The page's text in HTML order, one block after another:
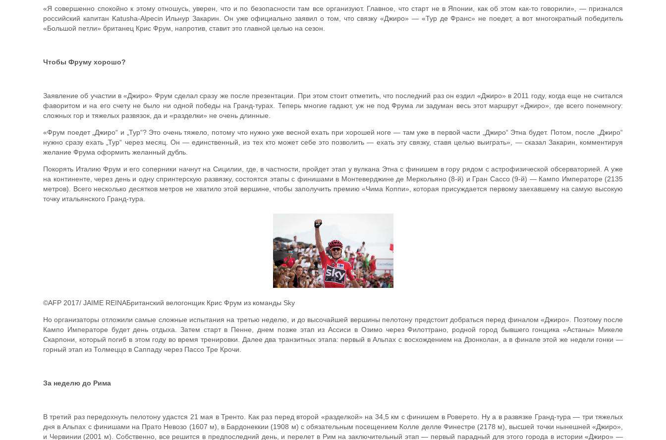
«Я совершенно спокойно к этому отношусь, уверен, что и по безопасности там все организуют. Главное, что старт не в Японии, как об этом как-то говорили», — признался
российский капитан Katusha-Alpecin Ильнур Закарин. Он уже официально заявил о том, что связку «Джиро» — «Тур де Франс» не поедет, а вот многократный победитель
«Большой петли» британец Крис Фрум, напротив, ставит это главной целью на сезон.
Чтобы Фруму хорошо?
Заявление об участии в «Джиро» Фрум сделал сразу же после презентации. При этом стоит отметить, что последний раз он ездил «Джиро» в 2011 году, когда еще не считался
фаворитом и на его счету не было ни одной победы на Гранд-турах. Теперь многие гадают, уж не под Фрума ли задуман весь этот маршрут «Джиро», где всего понемногу:
сложных гор и тяжелых развязок, да и «разделки» не очень длинные.
«Фрум поедет „Джиро“ и „Тур“? Это очень тяжело, потому что нужно уже весной ехать при хорошей ноге — там уже в первой части „Джиро“ Этна будет. Потом, после „Джиро“
нужно сразу ехать „Тур“ через месяц. Он — единственный, из тех кто может себе это позволить — ехать эту связку, ставя целью выиграть», — сказал Закарин, комментируя
желание Фрума оформить желанный дубль.
Покорять Италию Фрум и его соперники начнут на Сицилии, где, в частности, пройдет этап у вулкана Этна с финишем в гору рядом с астрофизической обсерваторией. А уже
на континенте, через день и одну спринтерскую развязку, состоятся этапы с финишами в Монтеверджине де Меркольяно (8-й) и Гран Сассо (9-й) — Кампо Императоре (2135
метров). Всего несколько десятков метров не хватило этой вершине, чтобы заполучить премию «Чима Коппи», которая присуждается первому заехавшему на самую высокую
точку итальянского Гранд-тура.
©AFP 2017/ JAIME REINAБританский велогонщик Крис Фрум из команды Sky
Но организаторы отложили самые сложные испытания на третью неделю, и до высочайшей вершины пелотону предстоит добраться перед финалом «Джиро». Поэтому после
Кампо Императоре будет день отдыха. Затем старт в Пенне, днем позже этап из Ассиси в Озимо через Филоттрано, родной город бывшего гонщика «Астаны» Микеле
Скарпони, который погиб в этом году во время тренировки. Далее два транзитных этапа: первый в Альпах с восхождением на Дзонколан, а в финале этой же недели гонки —
горный этап из Толмеццо в Саппаду через Пассо Тре Крочи.
За неделю до Рима
В третий раз передохнуть пелотону удастся 21 мая в Тренто. Как раз перед второй «разделкой» на 34,5 км с финишем в Роверето. Ну а в развязке Гранд-тура — три тяжелых
дня в Альпах с финишами на Прато Невозо (1607 м), в Бардонеккии (1908 м) с обязательным посещением Колле делле Финестре (2178 м), высшей точки нынешней «Джиро»,
и Червинии (2001 м). Собственно, все решится в предпоследний день, и перелет в Рим на заключительный этап — первый парадный для этого города в истории «Джиро» —